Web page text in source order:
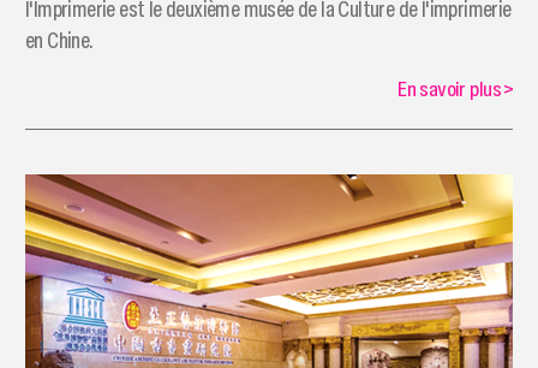
l'Imprimerie est le deuxième musée de la Culture de l'imprimerie
en Chine.
En savoir plus>